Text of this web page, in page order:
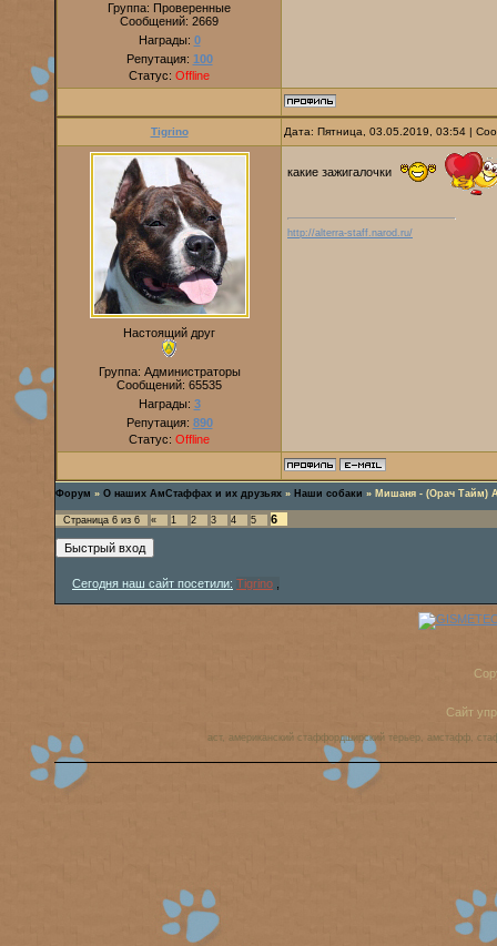
Группа: Проверенные
Сообщений: 2669
Награды: 0
Репутация: 100
Статус: Offline
Tigrino Дата: Пятница, 03.05.2019, 03:54 |
Настоящий друг
Группа: Администраторы
Сообщений: 65535
Награды: 3
Репутация: 890
Статус: Offline
какие зажигалочки
http://alterra-staff.narod.ru/
Форум » О наших АмСтаффах и их друзьях » Наши собаки » Мишаня - (Орач Тайм)
Страница 6 из 6 « 1 2 3 4 5 6
Сегодня наш сайт посетили: Tigrino
Сайт
аст, американский стаффордширский терьер, амстафф,